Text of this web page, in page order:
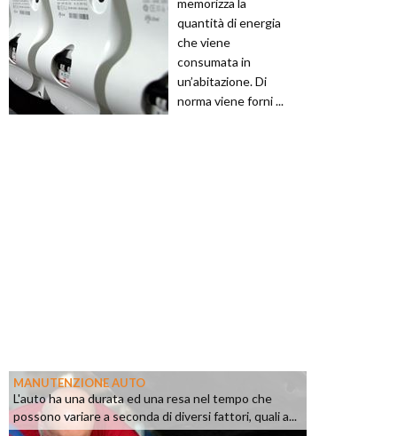
memorizza la
quantità di energia
che viene
consumata in
un’abitazione. Di
norma viene forni ...
MANUTENZIONE AUTO
L'auto ha una durata ed una resa nel tempo che
possono variare a seconda di diversi fattori, quali a...